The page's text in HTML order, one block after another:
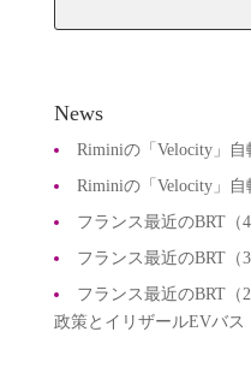
News
Riminiの「Velocity」自
Riminiの「Velocity」自
フランス最近のBRT（
フランス最近のBRT（
フランス最近のBRT（
政策とイリザールEVバス